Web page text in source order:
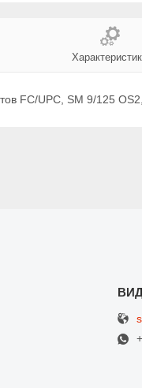
FC/UPC, SM 9/125